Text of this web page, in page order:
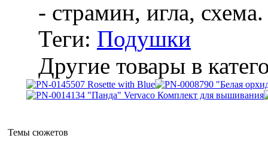
- страмин, игла, схема.
Теги: Подушки
Другие товары в
Темы сюжетов